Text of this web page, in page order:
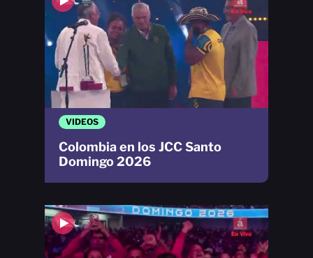
VIDEOS
Colombia en los JCC Santo
Domingo 2026